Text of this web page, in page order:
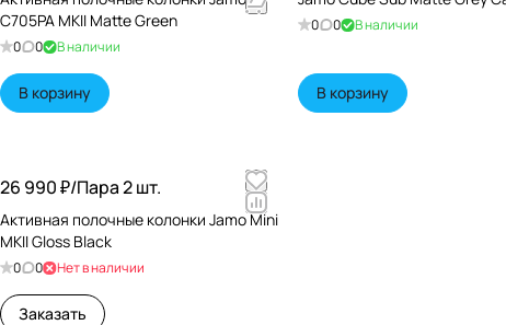
C705PA MKII Matte Green
0 0 В наличии
В корзину
0 0 В наличии
В корзину
26 990 ₽/Пара 2 шт.
Активная полочные колонки Jamo Mini
MKII Gloss Black
0 0 Нет в наличии
Заказать